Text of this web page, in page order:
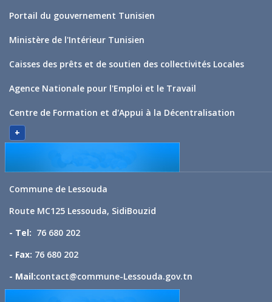
Portail du gouvernement Tunisien
Ministère de l'Intérieur Tunisien
Caisses des prêts et de soutien des collectivités Locales
Agence Nationale pour l'Emploi et le Travail
Centre de Formation et d'Appui à la Décentralisation
+
Commune de Lessouda
Route MC125 Lessouda, SidiBouzid
- Tel: 76 680 202
- Fax: 76 680 202
- Mail:contact@commune-Lessouda.gov.tn